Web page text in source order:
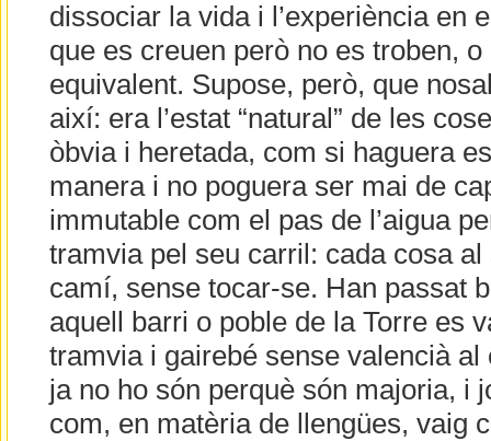
dissociar la vida i l’experiència en
que es creuen però no es troben,
equivalent. Supose, però, que
així: era l’estat “natural” de les
òbvia i heretada, com si haguera
manera i no poguera ser mai de
immutable com el pas de l’aigua
tramvia pel seu carril: cada cosa
camí, sense tocar-se. Han passat
aquell barri o poble de la Torre es
tramvia i gairebé sense valencià al
ja no ho són perquè són majoria, i
com, en matèria de llengües, vaig